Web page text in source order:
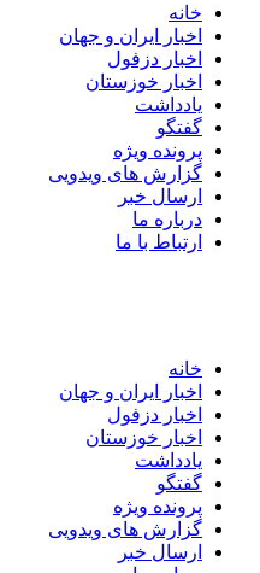
خانه
اخبار ایران و جهان
اخبار دزفول
اخبار خوزستان
یادداشت
گفتگو
پرونده ویژه
گزارش های ویدویی
ارسال خبر
درباره ما
ارتباط با ما
خانه
اخبار ایران و جهان
اخبار دزفول
اخبار خوزستان
یادداشت
گفتگو
پرونده ویژه
گزارش های ویدویی
ارسال خبر